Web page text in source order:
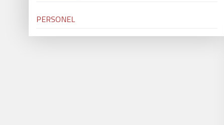
PERSONEL